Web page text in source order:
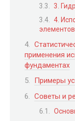
3.
4.
элементов
применения
фундаментах
Примеры
Советы и